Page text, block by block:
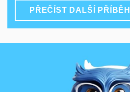
PŘEČÍST DALŠÍ